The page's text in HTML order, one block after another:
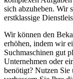
sich abzuheben. Wir
erstklassige
Wir können den
erhöhen, indem wir
Suchmaschinen gut
Unternehmen oder
benötigt? Nutzen Sie